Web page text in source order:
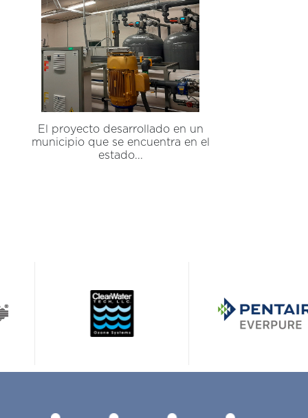
El proyecto desarrollado en un
municipio que se encuentra en el
estado...